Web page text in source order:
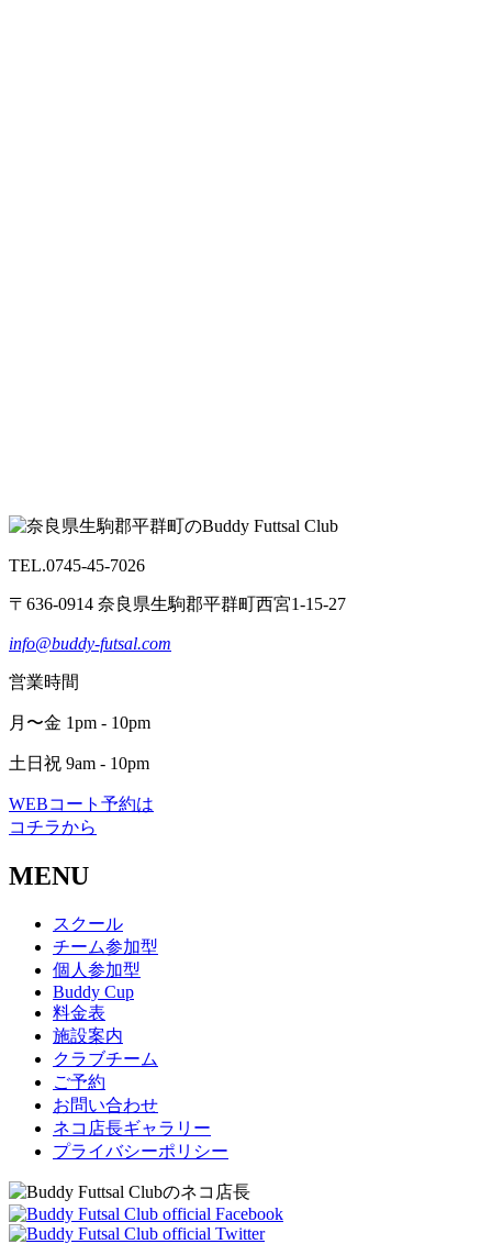
TEL.0745-45-7026
〒636-0914 奈良県生駒郡平群町西宮1-15-27
info@buddy-futsal.com
営業時間
月〜金 1pm - 10pm
土日祝 9am - 10pm
WEBコート予約は
コチラから
MENU
スクール
チーム参加型
個人参加型
Buddy Cup
料金表
施設案内
クラブチーム
ご予約
お問い合わせ
ネコ店長ギャラリー
プライバシーポリシー